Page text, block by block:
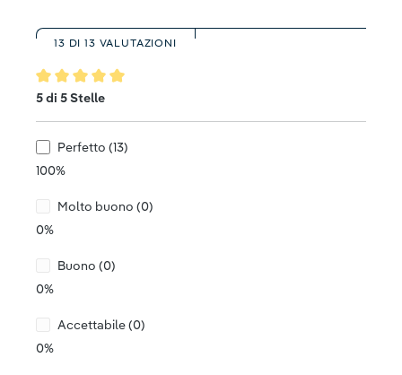
13 DI 13 VALUTAZIONI
Valutazione media di 5 su 5 stelle
5 di 5 Stelle
Perfetto (13)
100%
Molto buono (0)
0%
Buono (0)
0%
Accettabile (0)
0%